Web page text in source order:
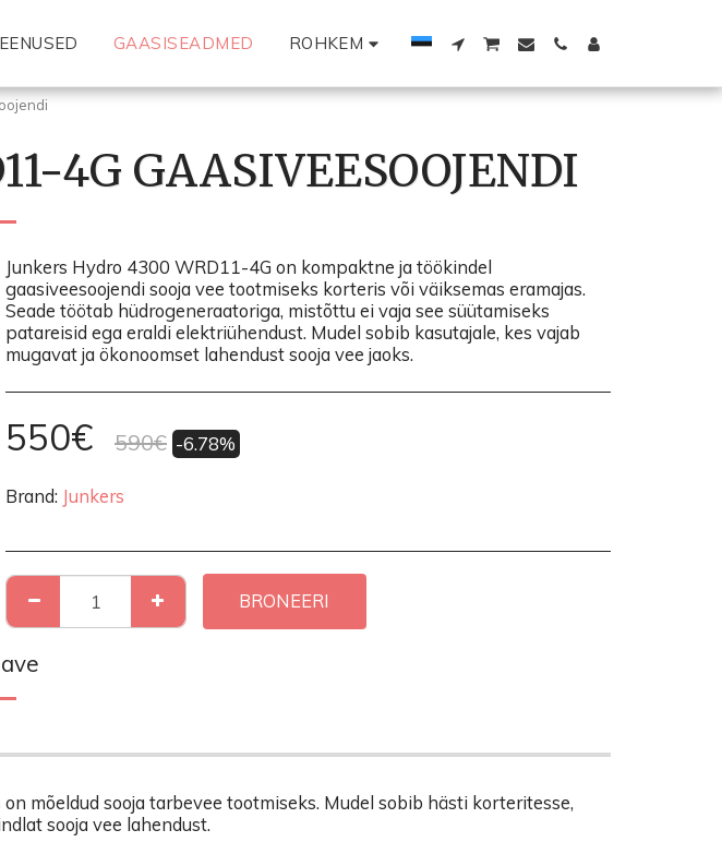
GAASISEADMED ROHKEM
4G GAASIVEESOOJENDI
Junkers Hydro 4300 WRD11-4G on kompaktne ja töökindel
gaasiveesoojendi sooja vee tootmiseks korteris või väiksemas eramajas.
Seade töötab hüdrogeneraatoriga, mistõttu ei vaja see süütamiseks
patareisid ega eraldi elektriühendust. Mudel sobib kasutajale, kes vajab
mugavat ja ökonoomset lahendust sooja vee jaoks.
550€ 590€ -6.78%
Brand: Junkers
BRONEERI
mõeldud sooja tarbevee tootmiseks. Mudel sobib hästi korteritesse,
sooja vee lahendust.